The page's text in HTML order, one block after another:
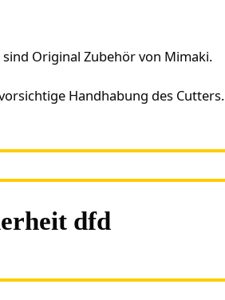
Original Zubehör von Mimaki.
Handhabung des Cutters.
dfd